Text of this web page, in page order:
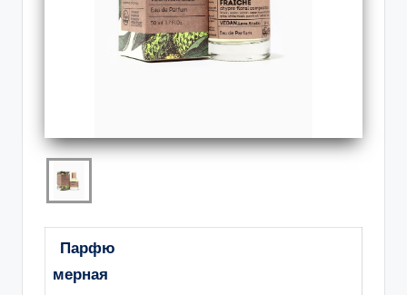
Парфю
мерная